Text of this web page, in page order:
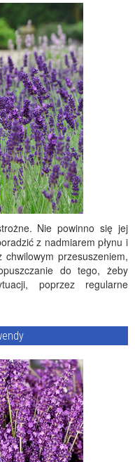
Nie powinno się jej
z nadmiarem płynu i
przesuszeniem,
do tego, żeby
poprzez regularne